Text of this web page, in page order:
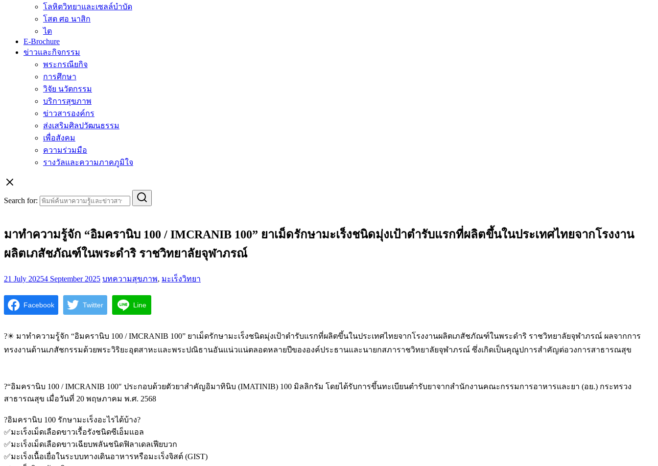
โลหิตวิทยาและเซลล์บำบัด
โสต ศอ นาสิก
ไต
E-Brochure
ข่าวและกิจกรรม
พระกรณียกิจ
การศึกษา
วิจัย นวัตกรรม
บริการสุขภาพ
ข่าวสารองค์กร
ส่งเสริมศิลปวัฒนธรรม
เพื่อสังคม
ความร่วมมือ
รางวัลและความภาคภูมิใจ
Search for:
มาทำความรู้จัก “อิมครานิบ 100 / IMCRANIB 100” ยาเม็ดรักษามะเร็งชนิดมุ่งเป้าตำรับแรกที่ผลิตขึ้นในประเทศไทยจากโรงงาน
ผลิตเภสัชภัณฑ์ในพระดำริ ราชวิทยาลัยจุฬาภรณ์
21 July 20254 September 2025 บทความสุขภาพ, มะเร็งวิทยา
Facebook Twitter Line
?✴️ มาทำความรู้จัก “อิมครานิบ 100 / IMCRANIB 100” ยาเม็ดรักษามะเร็งชนิดมุ่งเป้าตำรับแรกที่ผลิตขึ้นในประเทศไทยจากโรงงานผลิตเภสัชภัณฑ์ในพระดำริ ราชวิทยาลัยจุฬาภรณ์ ผลจากการ
ทรงงานด้านเภสัชกรรมด้วยพระวิริยะอุตสาหะและพระปณิธานอันแน่วแน่ตลอดหลายปีขององค์ประธานและนายกสภาราชวิทยาลัยจุฬาภรณ์ ซึ่งเกิดเป็นคุณูปการสำคัญต่อวงการสาธารณสุข
?“อิมครานิบ 100 / IMCRANIB 100″ ประกอบด้วยตัวยาสำคัญอิมาทินิบ (IMATINIB) 100 มิลลิกรัม โดยได้รับการขึ้นทะเบียนตำรับยาจากสำนักงานคณะกรรมการอาหารและยา (อย.) กระทรวง
สาธารณสุข เมื่อวันที่ 20 พฤษภาคม พ.ศ. 2568
?อิมครานิบ 100 รักษามะเร็งอะไรได้บ้าง?
✅มะเร็งเม็ดเลือดขาวเรื้อรังชนิดซีเอ็มแอล
✅มะเร็งเม็ดเลือดขาวเฉียบพลันชนิดฟิลาเดลเฟียบวก
✅มะเร็งเนื้อเยื่อในระบบทางเดินอาหารหรือมะเร็งจิสต์ (GIST)